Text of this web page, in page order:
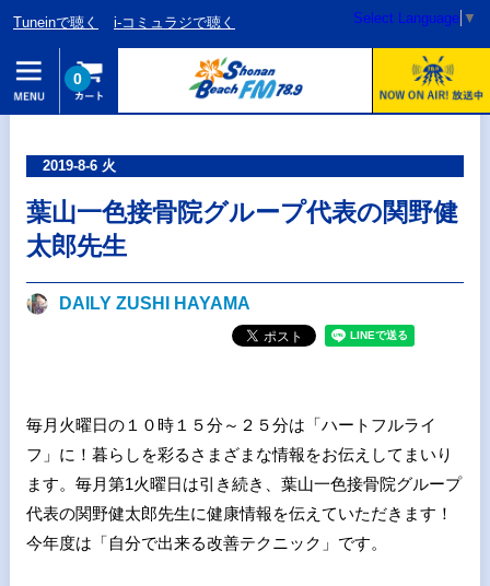
Tuneinで聴く i-コミュラジで聴く Select Language ▼
0
2019-8-6 火
葉山一色接骨院グループ代表の関野健
太郎先生
DAILY ZUSHI HAYAMA
毎月火曜日の１０時１５分～２５分は「ハートフルライ
フ」に！暮らしを彩るさまざまな情報をお伝えしてまいり
ます。毎月第1火曜日は引き続き、葉山一色接骨院グループ
代表の関野健太郎先生に健康情報を伝えていただきます！
今年度は「自分で出来る改善テクニック」です。